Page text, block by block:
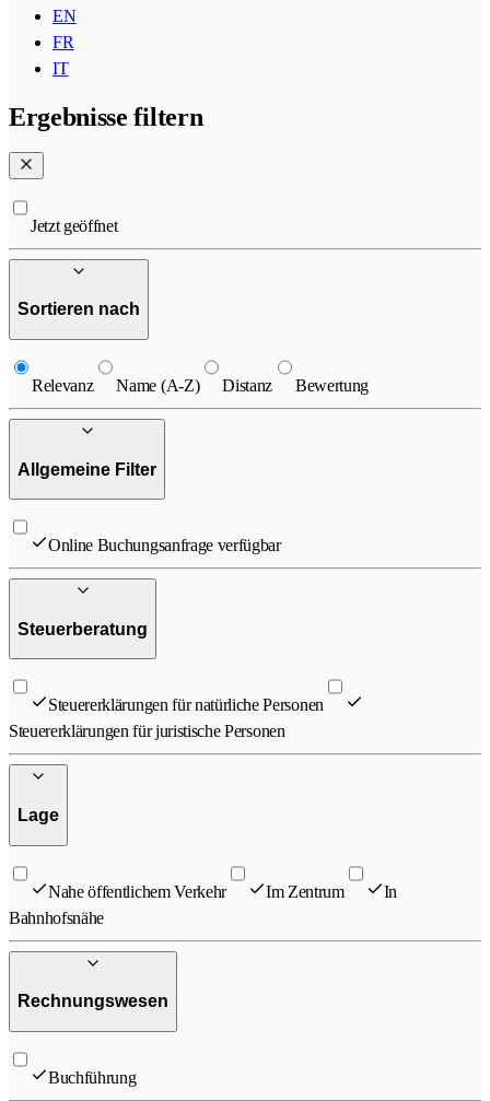
EN
FR
IT
Ergebnisse filtern
Jetzt geöffnet
Sortieren nach
Relevanz Name (A-Z) Distanz Bewertung
Allgemeine Filter
Online Buchungsanfrage verfügbar
Steuerberatung
Steuererklärungen für natürliche Personen
Steuererklärungen für juristische Personen
Lage
Nahe öffentlichem Verkehr Im Zentrum
In
Bahnhofsnähe
Rechnungswesen
Buchführung